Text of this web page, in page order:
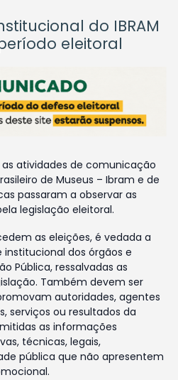
do IBRAM
eleitoral
atividades de comunicação
de Museus – Ibram e de
passaram a observar as
legislação eleitoral.
as eleições, é vedada a
dos órgãos e
Pública, ressalvadas as
Também devem ser
autoridades, agentes
serviços ou resultados da
as informações
técnicas, legais,
pública que não apresentem